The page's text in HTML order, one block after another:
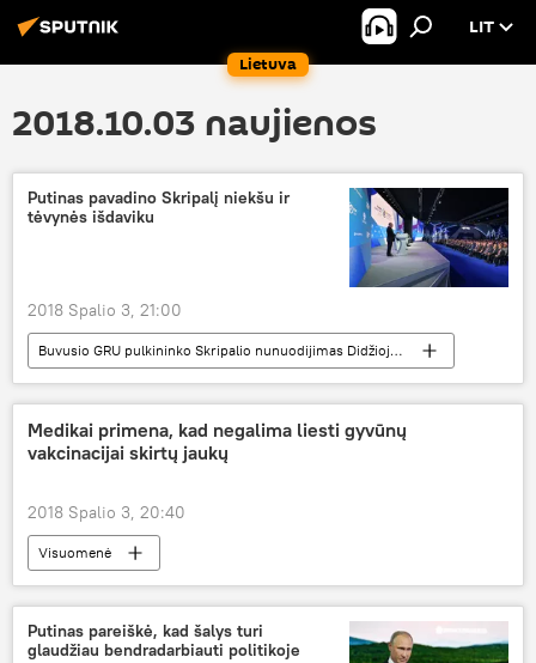
Lietuva
LIT
2018.10.03 naujienos
Putinas pavadino Skripalį niekšu ir
tėvynės išdaviku
2018 Spalio 3, 21:00
Buvusio GRU pulkininko Skripalio nunuodijimas Didžiojoje Britanijoje
Pasaulyje
Sergejus Skripalis
apnuodijimas
Medikai primena, kad negalima liesti gyvūnų
vakcinacijai skirtų jaukų
2018 Spalio 3, 20:40
Visuomenė
Užkrečiamųjų ligų ir AIDS centras (ULAC)
pasiutligė
vakcinacija
Putinas pareiškė, kad šalys turi
glaudžiau bendradarbiauti politikoje